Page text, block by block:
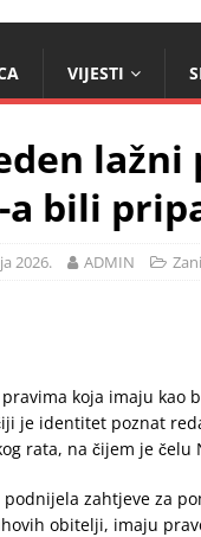
VIJESTI
a bili
2026. ADMIN
koja imaju kao
je identitet poznat
rata, na čijem je čelu
podnijela zahtjeve za
obitelji, imaju